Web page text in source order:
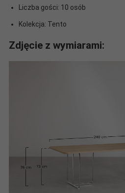
Liczba gości: 10 osób
Kolekcja: Tento
Zdjęcie z wymiarami: